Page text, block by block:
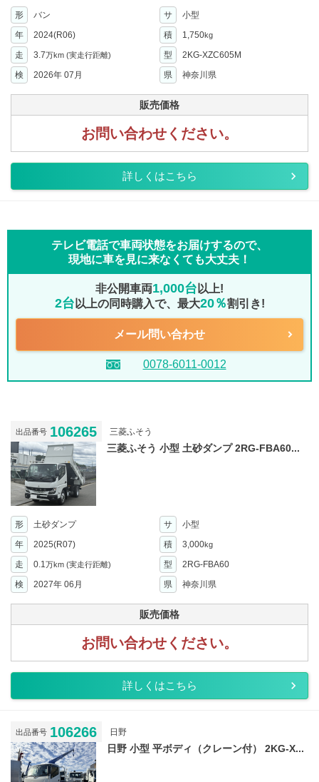
形 バン サ
小型
年
2024(R06) 積 1,750kg
走 3.7万km (実走行距離) 型
2KG-XZC605M
検
2026年 07月 県 神奈川県
販売価格
お問い合わせください。
詳しくはこちら
テレビ電話で車両状態をお届けするので、
現地に車を見に来なくても大丈夫！
非公開車両1,000台 以上!
2台 以上の同時購入で、最大20％割引き!
メール問い合わせ
0078-6011-0012
出品番号 106265 三菱ふそう
三菱ふそう 小型 土砂ダンプ 2RG-FBA60...
形 土砂ダンプ サ
小型
年
2025(R07) 積 3,000kg
走 0.1万km (実走行距離) 型
2RG-FBA60
検
2027年 06月 県 神奈川県
販売価格
お問い合わせください。
詳しくはこちら
出品番号 106266 日野
日野 小型 平ボディ（クレーン付） 2KG-X...